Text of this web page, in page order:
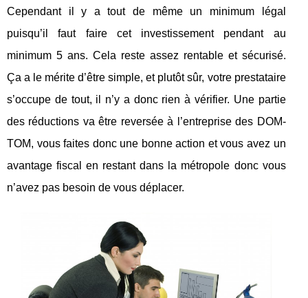
Cependant il y a tout de même un minimum légal
puisqu’il faut faire cet investissement pendant au
minimum 5 ans. Cela reste assez rentable et sécurisé.
Ça a le mérite d’être simple, et plutôt sûr, votre prestataire
s’occupe de tout, il n’y a donc rien à vérifier. Une partie
des réductions va être reversée à l’entreprise des DOM-
TOM, vous faites donc une bonne action et vous avez un
avantage fiscal en restant dans la métropole donc vous
n’avez pas besoin de vous déplacer.